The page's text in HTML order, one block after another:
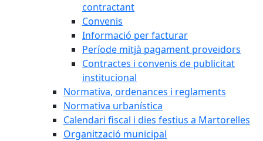
contractant
Convenis
Informació per facturar
Període mitjà pagament proveïdors
Contractes i convenis de publicitat
institucional
Normativa, ordenances i reglaments
Normativa urbanística
Calendari fiscal i dies festius a Martorelles
Organització municipal